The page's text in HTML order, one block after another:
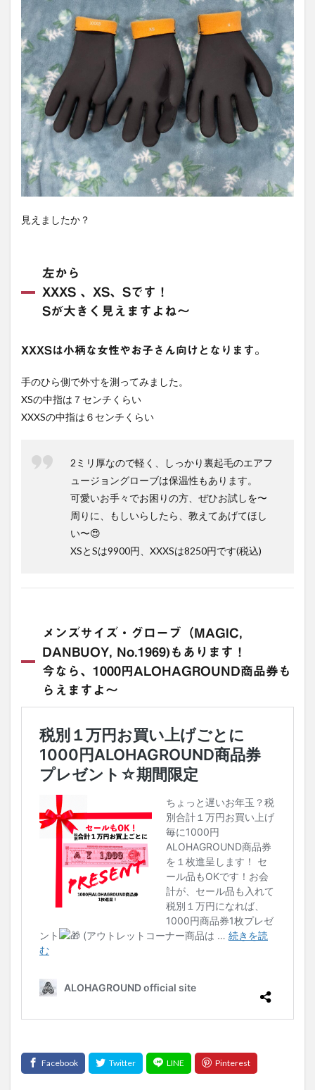
見えましたか？
左から
XXXS 、XS、Sです！
Sが大きく見えますよね〜
XXXSは小柄な女性やお子さん向けとなります。
手のひら側で外寸を測ってみました。
XSの中指は７センチくらい
XXXSの中指は６センチくらい
2ミリ厚なので軽く、しっかり裏起毛のエアフ
ュージョングローブは保温性もあります。
可愛いお手々でお困りの方、ぜひお試しを〜
周りに、もしいらしたら、教えてあげてほし
い〜😍
XSとSは9900円、XXXSは8250円です(税込)
メンズサイズ・グローブ（MAGIC,
DANBUOY, No.1969)もあります！
今なら、1000円ALOHAGROUND商品券も
らえますよ〜